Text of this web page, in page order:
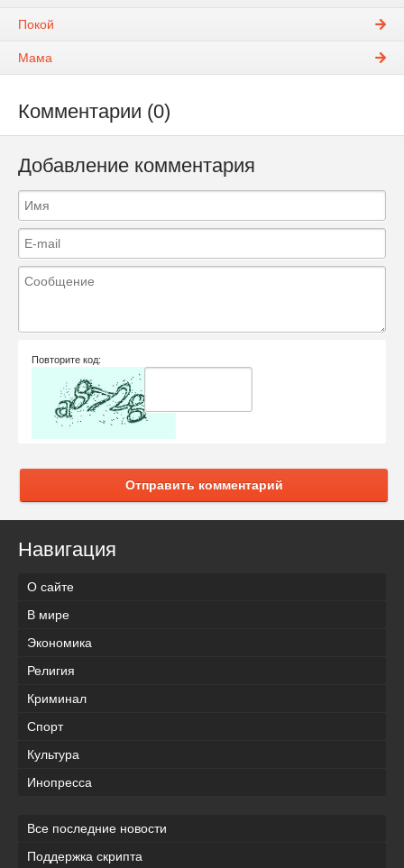
Покой
Мама
Комментарии (0)
Добавление комментария
Повторите код:
Отправить комментарий
Навигация
О сайте
В мире
Экономика
Религия
Криминал
Спорт
Культура
Инопресса
Все последние новости
Поддержка скрипта